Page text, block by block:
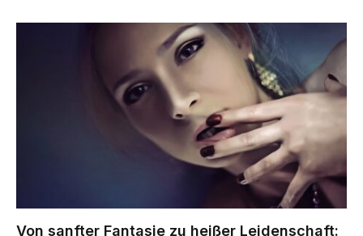
Von sanfter Fantasie zu heißer Leidenschaft: